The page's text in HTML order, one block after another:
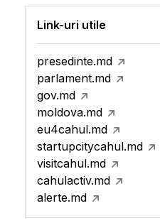
Link-uri utile
presedinte.md
parlament.md
gov.md
moldova.md
eu4cahul.md
startupcitycahul.md
visitcahul.md
cahulactiv.md
alerte.md